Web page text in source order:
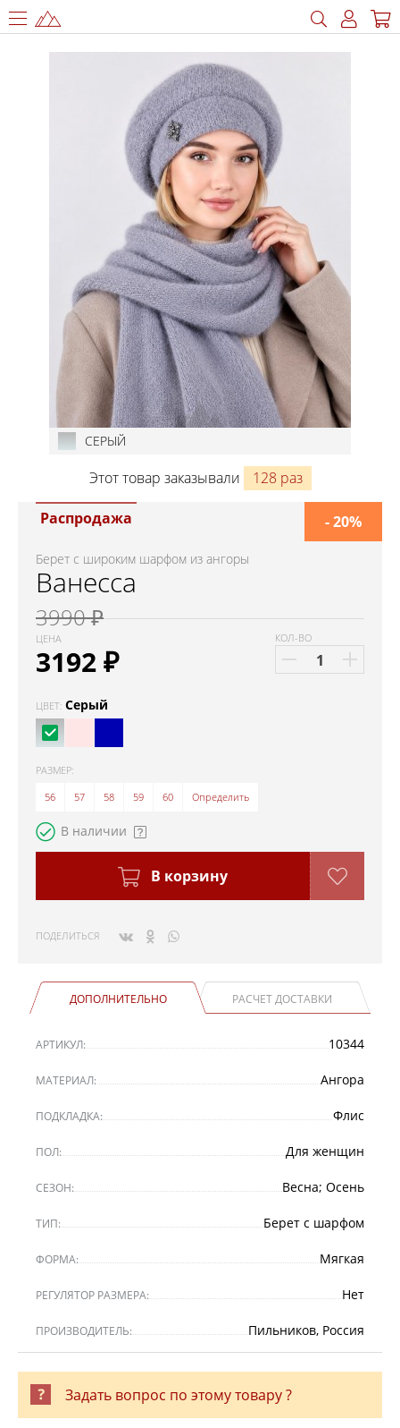
СЕРЫЙ
Этот товар заказывали 128 раз
Распродажа
Берет с широким шарфом из ангоры
Ванесса
3990 ₽
ЦЕНА
3192₽
- 20%
КОЛ-ВО
ЦВЕТ: Серый
РАЗМЕР:
56
57 58 59 60 Определить
В наличии
В корзину
ПОДЕЛИТЬСЯ
ДОПОЛНИТЕЛЬНО РАСЧЕТ ДОСТАВКИ
АРТИКУЛ: 10344
МАТЕРИАЛ: Ангора
ПОДКЛАДКА: Флис
ПОЛ: Для женщин
СЕЗОН: Весна; Осень
ТИП: Берет с шарфом
ФОРМА: Мягкая
РЕГУЛЯТОР РАЗМЕРА: Нет
ПРОИЗВОДИТЕЛЬ: Пильников, Россия
Задать вопрос по этому товару ?